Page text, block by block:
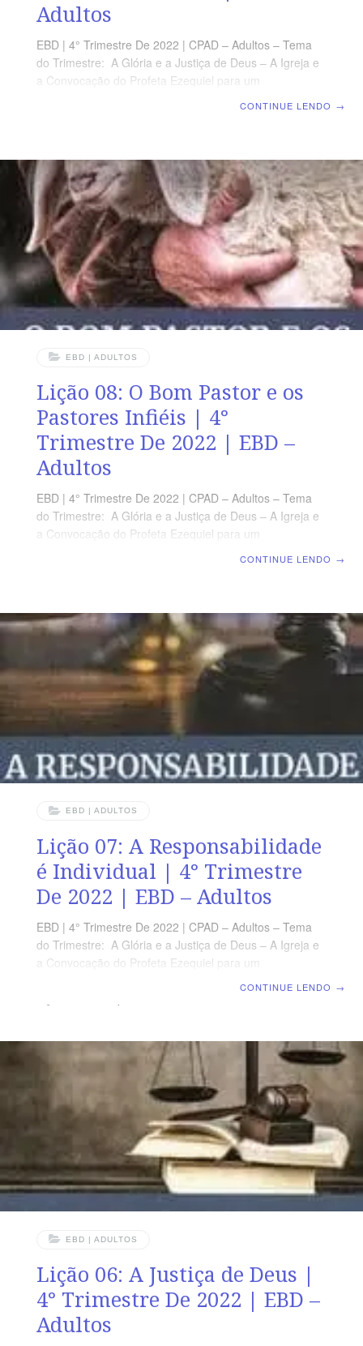
Adultos
EBD | 4° Trimestre De 2022 | CPAD – Adultos – Tema
do Trimestre: A Glória e a Justiça de Deus – A Igreja e
a Convocação do Profeta Ezequiel para um
número é como a areia do mar para as ajuntar em
batalha.” (Ap 20.8) VERDADE PRÁTICA A palavra
profética anuncia que, antes da restauração
CONTINUE LENDO →
EBD | ADULTOS
Lição 08: O Bom Pastor e os
Pastores Infiéis | 4°
Trimestre De 2022 | EBD –
Adultos
EBD | 4° Trimestre De 2022 | CPAD – Adultos – Tema
do Trimestre: A Glória e a Justiça de Deus – A Igreja e
a Convocação do Profeta Ezequiel para um
Escrituras revelam Deus como o pastor do seu povo,
mas isso se aplica também aos líderes eclesiásticos.
Deus dá bons pastores ao seu povo,
CONTINUE LENDO →
EBD | ADULTOS
Lição 07: A Responsabilidade
é Individual | 4° Trimestre
De 2022 | EBD – Adultos
EBD | 4° Trimestre De 2022 | CPAD – Adultos – Tema
do Trimestre: A Glória e a Justiça de Deus – A Igreja e
a Convocação do Profeta Ezequiel para um
filho; a justiça do justo ficará sobre ele, e a impiedade
do ímpio cairá sobre ele.” (Ez 18.20) VERDADE
PRÁTICA Para além da responsabilidade
CONTINUE LENDO →
EBD | ADULTOS
Lição 06: A Justiça de Deus |
4° Trimestre De 2022 | EBD –
Adultos